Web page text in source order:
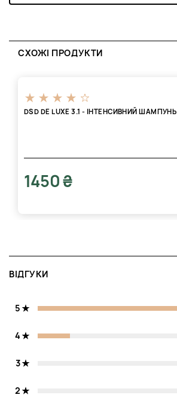
СХОЖІ ПРОДУКТИ
DSD DE LUXE 3.1 - ІНТЕНСИВНИЙ ШАМПУНЬ
1450 ₴
ВІДГУКИ
5
4
3
2